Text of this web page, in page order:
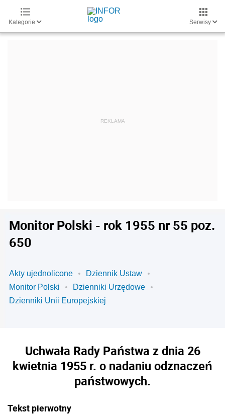
Kategorie Serwisy
Monitor Polski - rok 1955 nr 55 poz.
650
Akty ujednolicone
Dziennik Ustaw
Monitor Polski
Dzienniki Urzędowe
Dzienniki Unii Europejskiej
Uchwała Rady Państwa z dnia 26
kwietnia 1955 r. o nadaniu odznaczeń
państwowych.
Tekst pierwotny